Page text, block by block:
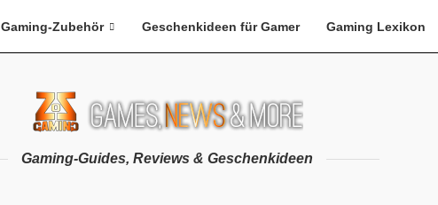
Gaming-Zubehör Geschenkideen für Gamer Gaming Lexikon
Gaming-Guides, Reviews & Geschenkideen